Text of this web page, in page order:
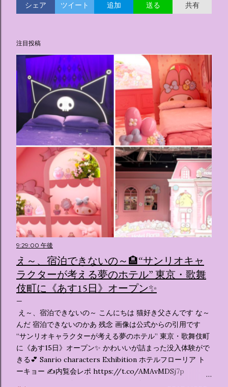
シェア ツイート 追加 送る 共有
注目投稿
9:29:00 午後
え～、宿泊できないの～🏨“サンリオキャ
ラクターが考える夢のホテル” 東京・歌舞
伎町に《あす15日》オープン✨️
え～、宿泊できないの～ こんにちは 猫好き父さんです な～
んだ 宿泊できないのかあ 残念 画像は公式からの引用です
“サンリオキャラクターが考える夢のホテル” 東京・歌舞伎町
に《あす15日》オープン✨️ かわいいが詰まった没入体験がで
きる💕 Sanrio characters Exhibition ホテルフローリア ト
ーキョー ✍️内覧会レポ https://t.co/AMAvMDSj7p
pic.twitter.com/sKx7uXeXHW — オリコンニュース